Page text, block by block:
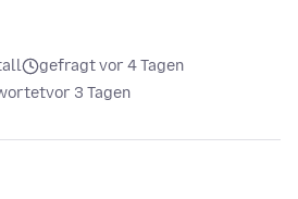
gefragt vor 4 Tagen
vor 3 Tagen